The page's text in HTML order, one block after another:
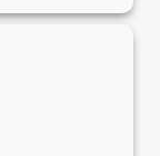
Κοπεγχάγη →